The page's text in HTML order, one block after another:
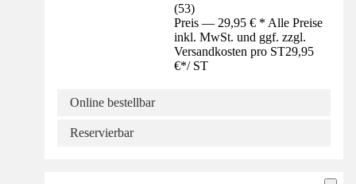
(53)
Preis — 29,95 € * Alle Preise
inkl. MwSt. und ggf. zzgl.
Versandkosten pro ST29,95
€*/ ST
Online bestellbar
Reservierbar